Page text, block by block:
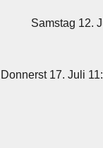
Samstag 12.
Donnerst 17. Juli